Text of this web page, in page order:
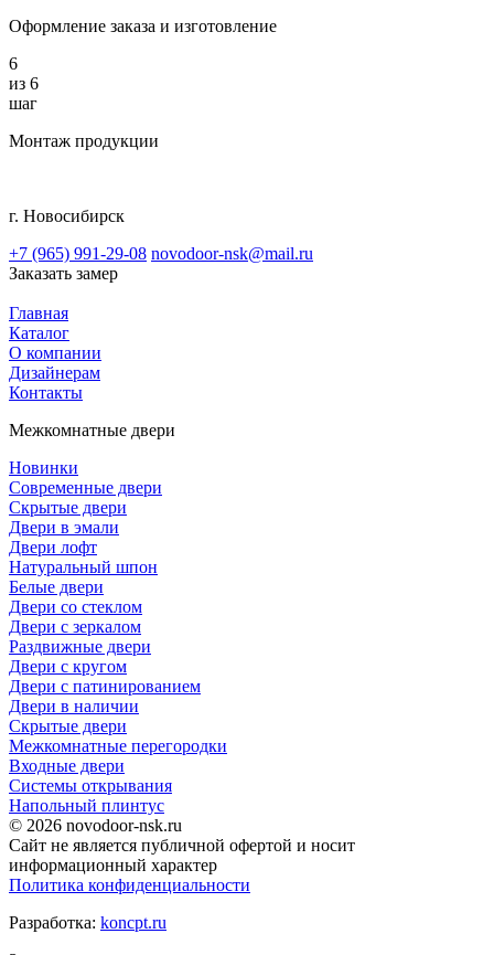
Оформление заказа и изготовление
6
из 6
шаг
Монтаж продукции
г. Новосибирск
+7 (965) 991-29-08 novodoor-nsk@mail.ru
Заказать замер
Главная
Каталог
О компании
Дизайнерам
Контакты
Межкомнатные двери
Новинки
Современные двери
Скрытые двери
Двери в эмали
Двери лофт
Натуральный шпон
Белые двери
Двери со стеклом
Двери с зеркалом
Раздвижные двери
Двери с кругом
Двери с патинированием
Двери в наличии
Скрытые двери
Межкомнатные перегородки
Входные двери
Системы открывания
Напольный плинтус
© 2026 novodoor-nsk.ru
Сайт не является публичной офертой и носит
информационный характер
Политика конфиденциальности
Разработка: koncpt.ru